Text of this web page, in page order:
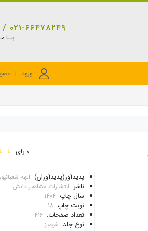
021-66478249 / 09107856100
بــا
ورود |
0 رای
پدیدآور(پدیدآوران) الهه شعبانپور
ناشر انتشارات مشاهیر دانش
سال چاپ 1404
نوبت چاپ 18
تعداد صفحات: 416
نوع جلد شومیز